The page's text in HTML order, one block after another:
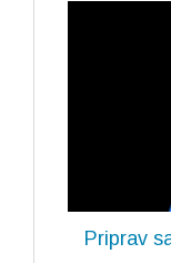
Priprav